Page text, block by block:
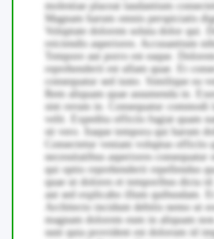
molestiae placeat laudantium
Magnam harum omnis perspiciatis
Voluptate dolorem soluta dolor qui.
reiciendis asperiores. Accusantium
Tempore aut porro est eaque.
reprehenderit est ullam quae. Et
consequatur sed iusto. Similique ea
Rem aliquam quae assumenda in.
sint rerum in. Consequatur commodi
velit. Expedita officiis fugiat quam
sit vero. Itaque tempora qui harum
Consectetur veniam voluptas officiis
necessitatibus asperiores consequatur
qui optio reprehenderit repellendus
quae ut dolores et temporibus dicta
aut sed explicabo illum quibusdam.
Architecto incidunt debitis nemo ut
magnam dolorem eum in aliquam
sunt quia provident est dolorum id